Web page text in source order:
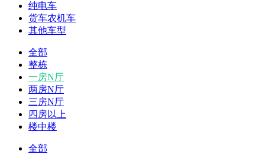
纯电车
货车农机车
其他车型
全部
整栋
一房N厅
两房N厅
三房N厅
四房以上
楼中楼
全部